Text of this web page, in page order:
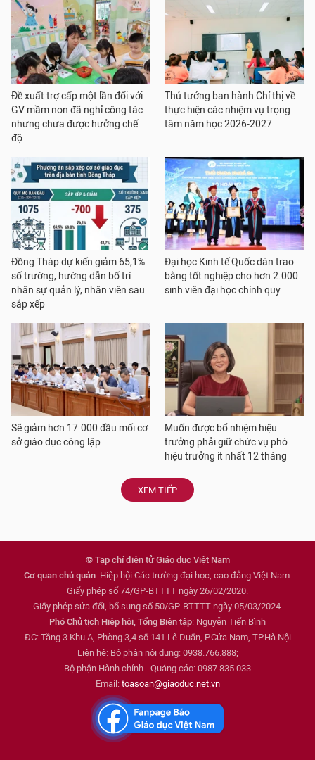
Đề xuất trợ cấp một lần đối với
GV mầm non đã nghỉ công tác
nhưng chưa được hưởng chế
độ
Thủ tướng ban hành Chỉ thị về
thực hiện các nhiệm vụ trọng
tâm năm học 2026-2027
Đồng Tháp dự kiến giảm 65,1%
số trường, hướng dẫn bố trí
nhân sự quản lý, nhân viên sau
sắp xếp
Đại học Kinh tế Quốc dân trao
bằng tốt nghiệp cho hơn 2.000
sinh viên đại học chính quy
Sẽ giảm hơn 17.000 đầu mối cơ
sở giáo dục công lập
Muốn được bổ nhiệm hiệu
trưởng phải giữ chức vụ phó
hiệu trưởng ít nhất 12 tháng
XEM TIẾP
© Tạp chí điện tử Giáo dục Việt Nam
Cơ quan chủ quản: Hiệp hội Các trường đại học, cao đẳng Việt Nam.
Giấy phép số 74/GP-BTTTT ngày 26/02/2020.
Giấy phép sửa đổi, bổ sung số 50/GP-BTTTT ngày 05/03/2024.
Phó Chủ tịch Hiệp hội, Tổng Biên tập: Nguyễn Tiến Bình
ĐC: Tầng 3 Khu A, Phòng 3,4 số 141 Lê Duẩn, P.Cửa Nam, TP.Hà Nội
Liên hệ: Bộ phận nội dung: 0938.766.888;
Bộ phận Hành chính - Quảng cáo: 0987.835.033
Email: toasoan@giaoduc.net.vn